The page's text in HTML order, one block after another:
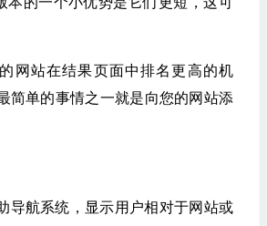
网站在结果页面中排名更高的机
简单的事情之一就是向您的网站添
导航系统，显示用户相对于网站或